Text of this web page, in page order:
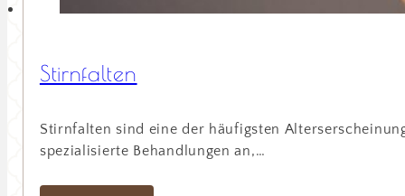
Stirnfalten
Stirnfalten sind eine der häufigsten
spezialisierte Behandlungen an,…